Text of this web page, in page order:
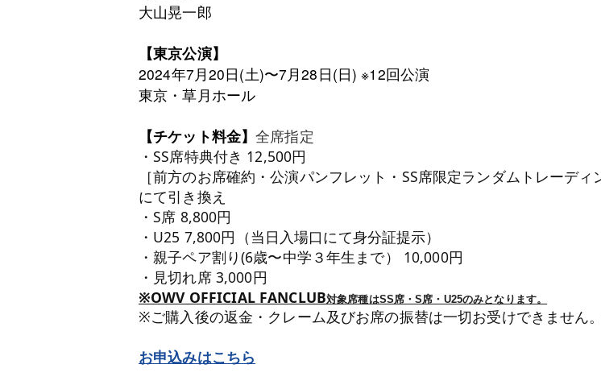
⼤⼭晃⼀郎
【東京公演】
2024年7⽉20⽇(⼟)〜7⽉28⽇(⽇) ※12回公演
東京・草⽉ホール
【チケット料⾦】全席指定
・SS席特典付き 12,500円
［前方のお席確約・公演パンフレット・SS席限定ランダムトレーデ
にて引き換え
・S席 8,800円
・U25 7,800円（当日入場口にて身分証提示）
・親⼦ペア割り(6歳〜中学３年⽣まで） 10,000円
・⾒切れ席 3,000円
※OWV OFFICIAL FANCLUB対象席種はSS席・S席・U25のみとなります。
※ご購⼊後の返⾦・クレーム及びお席の振替は⼀切お受けできません
お申込みはこちら